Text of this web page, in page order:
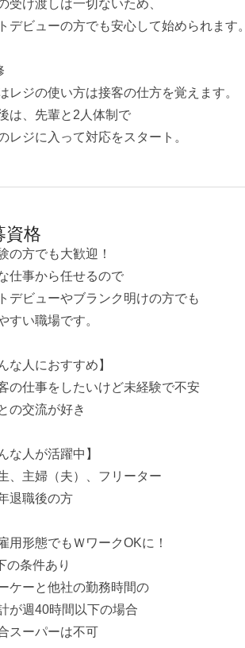
受け渡しは一切ないため、
デビューの方でも安心して始められます。
レジの使い方は接客の仕方を覚えます。
は、先輩と2人体制で
レジに入って対応をスタート。
資格
の方でも大歓迎！
仕事から任せるので
デビューやブランク明けの方でも
すい職場です。
な人におすすめ】
の仕事をしたいけど未経験で不安
の交流が好き
な人が活躍中】
、主婦（夫）、フリーター
退職後の方
用形態でもＷワークOKに！
の条件あり
ケーと他社の勤務時間の
が週40時間以下の場合
スーパーは不可